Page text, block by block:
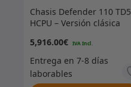
Chasis Defender 110 TD5
HCPU – Versión clásica
MACH11HCCC
5,916.00€